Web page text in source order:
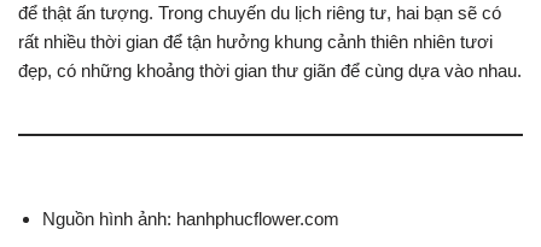
để thật ấn tượng. Trong chuyến du lịch riêng tư, hai bạn sẽ có
rất nhiều thời gian để tận hưởng khung cảnh thiên nhiên tươi
đẹp, có những khoảng thời gian thư giãn để cùng dựa vào nhau.
Nguồn hình ảnh: hanhphucflower.com